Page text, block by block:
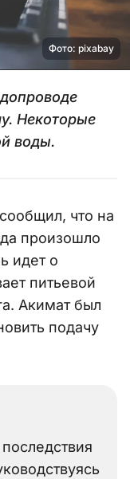
Фото: pixabay
Некоторые
воды.
что на
произошло
идет о
питьевой
Акимат был
подачу